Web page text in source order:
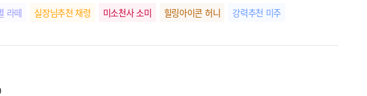
라떼 실장님추천 채령 미소천사 소미 힐링아이콘 허니
강력추천 미주